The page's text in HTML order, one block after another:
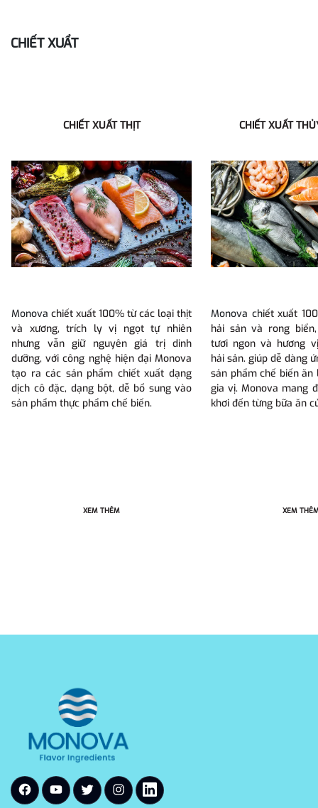
CHIẾT XUẨT
CHIẾT XUẤT THỊT CHIẾT XUẤT
Monova chiết xuất 100% từ các loại thịt
và xương, trích ly vị ngọt tự nhiên
nhưng vẫn giữ nguyên giá trị dinh
dưỡng, với công nghệ hiện đại Monova
tạo ra các sản phẩm chiết xuất dạng
dịch cô đặc, dạng bột, dễ bổ sung vào
sản phẩm thực phẩm chế biến.
Monova chiết xuất
hải sản và rong
tươi ngon và hương
hải sản. giúp dễ dàng
sản phẩm chế biến
gia vị. Monova mang
khơi đến từng bữa ăn
XEM THÊM XEM